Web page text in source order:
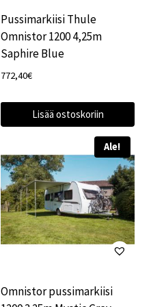
Pussimarkiisi Thule
Omnistor 1200 4,25m
Saphire Blue
772,40€
Lisää ostoskoriin
Ale!
Omnistor pussimarkiisi